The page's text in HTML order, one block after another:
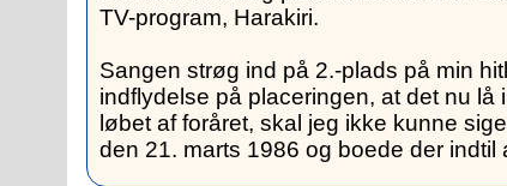
TV-program, Harakiri.
Sangen strøg ind på 2.-plads på min
indflydelse på placeringen, at det nu lå
løbet af foråret, skal jeg ikke kunne
den 21. marts 1986 og boede der indtil